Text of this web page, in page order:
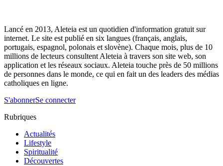
Lancé en 2013, Aleteia est un quotidien d'information gratuit sur
internet. Le site est publié en six langues (français, anglais,
portugais, espagnol, polonais et slovène). Chaque mois, plus de 10
millions de lecteurs consultent Aleteia à travers son site web, son
application et les réseaux sociaux. Aleteia touche près de 50 millions
de personnes dans le monde, ce qui en fait un des leaders des médias
catholiques en ligne.
S'abonnerSe connecter
Rubriques
Actualités
Lifestyle
Spiritualité
Découvertes